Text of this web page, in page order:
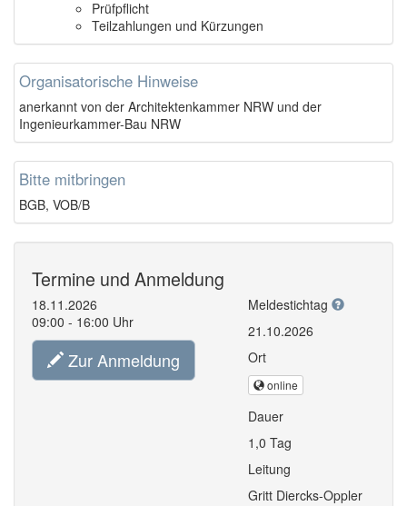
Prüfpflicht
Teilzahlungen und Kürzungen
Organisatorische Hinweise
anerkannt von der Architektenkammer NRW und der
Ingenieurkammer-Bau NRW
Bitte mitbringen
BGB, VOB/B
Termine und Anmeldung
18.11.2026
09:00 - 16:00 Uhr
Zur Anmeldung
Meldestichtag
21.10.2026
Ort
online
Dauer
1,0 Tag
Leitung
Gritt Diercks-Oppler